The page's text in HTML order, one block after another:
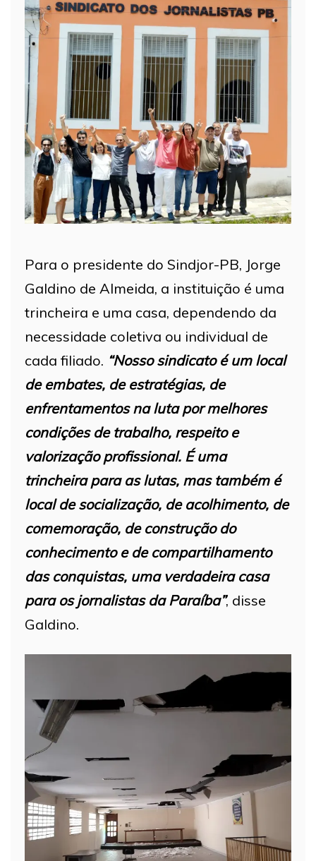
Para o presidente do Sindjor-PB, Jorge
Galdino de Almeida, a instituição é uma
trincheira e uma casa, dependendo da
necessidade coletiva ou individual de
cada filiado. “Nosso sindicato é um local
de embates, de estratégias, de
enfrentamentos na luta por melhores
condições de trabalho, respeito e
valorização profissional. É uma
trincheira para as lutas, mas também é
local de socialização, de acolhimento, de
comemoração, de construção do
conhecimento e de compartilhamento
das conquistas, uma verdadeira casa
para os jornalistas da Paraíba”, disse
Galdino.